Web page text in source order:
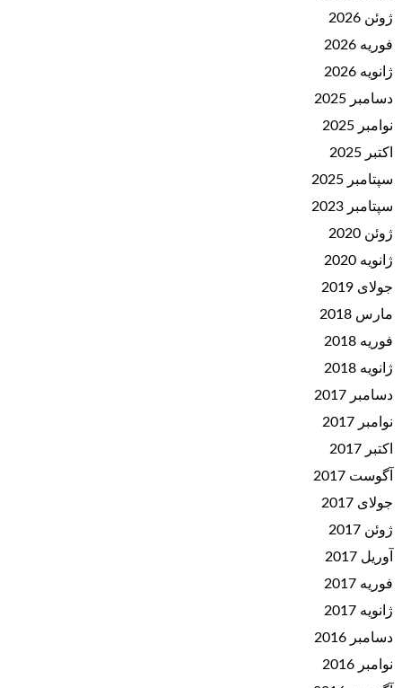
ژوئن 2026
فوریه 2026
ژانویه 2026
دسامبر 2025
نوامبر 2025
اکتبر 2025
سپتامبر 2025
سپتامبر 2023
ژوئن 2020
ژانویه 2020
جولای 2019
مارس 2018
فوریه 2018
ژانویه 2018
دسامبر 2017
نوامبر 2017
اکتبر 2017
آگوست 2017
جولای 2017
ژوئن 2017
آوریل 2017
فوریه 2017
ژانویه 2017
دسامبر 2016
نوامبر 2016